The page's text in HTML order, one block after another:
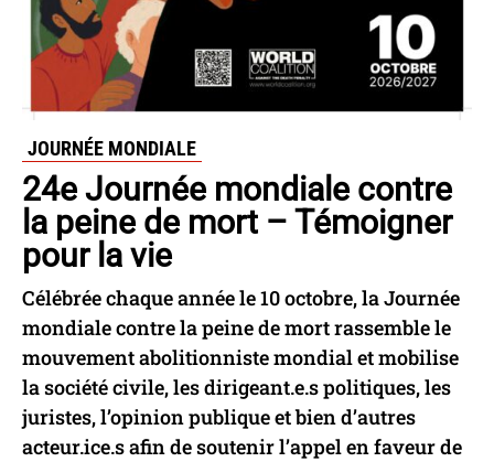
JOURNÉE MONDIALE
24e Journée mondiale contre
la peine de mort – Témoigner
pour la vie
Célébrée chaque année le 10 octobre, la Journée
mondiale contre la peine de mort rassemble le
mouvement abolitionniste mondial et mobilise
la société civile, les dirigeant.e.s politiques, les
juristes, l’opinion publique et bien d’autres
acteur.ice.s afin de soutenir l’appel en faveur de